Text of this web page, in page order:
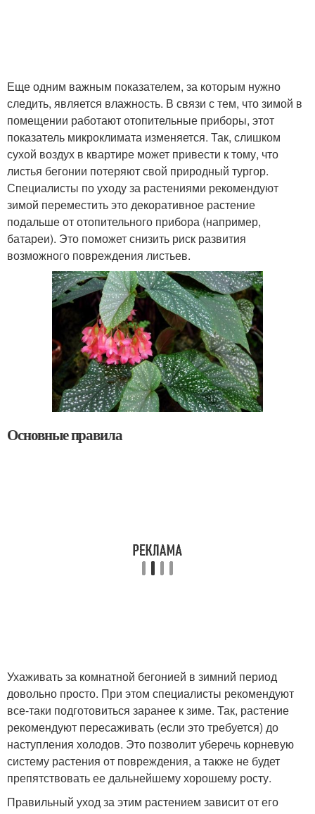
Еще одним важным показателем, за которым нужно
следить, является влажность. В связи с тем, что зимой в
помещении работают отопительные приборы, этот
показатель микроклимата изменяется. Так, слишком
сухой воздух в квартире может привести к тому, что
листья бегонии потеряют свой природный тургор.
Специалисты по уходу за растениями рекомендуют
зимой переместить это декоративное растение
подальше от отопительного прибора (например,
батареи). Это поможет снизить риск развития
возможного повреждения листьев.
Основные правила
Ухаживать за комнатной бегонией в зимний период
довольно просто. При этом специалисты рекомендуют
все-таки подготовиться заранее к зиме. Так, растение
рекомендуют пересаживать (если это требуется) до
наступления холодов. Это позволит уберечь корневую
систему растения от повреждения, а также не будет
препятствовать ее дальнейшему хорошему росту.
Правильный уход за этим растением зависит от его